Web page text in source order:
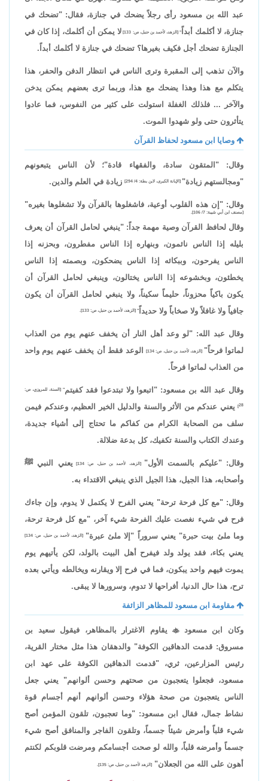
عبد الله بن مسعود رأى رجلاً يضحك في جنازة، فقال: "تضحك في
جنازة، لا أكلمك أبداً" [الزهد، لأحمد بن حنبل، ص: 133]
لا يمكن أن أكلمك، إذا كان في
الجنازة تضحك أجل فكيف بغيرها؟ تضحك في جنازة لا أكلمك أبداً.
والآن تذهب إلى المقبرة وترى الناس في انتظار الدفن والحفر، هذا
يتكلم مع هذا وهذا يضحك مع هذا، وربما ترى بعضهم يمكن يدخن
والآخر ... فلذلك الغفلة استولت على كثير من النفوس، فما عادوا
يتأثرون حتى ولو شهدوا الموت.
وصايا ابن مسعود لحفاظ القرآن
وقال: "المتقون سادة، والفقهاء قادة"؛ لأن الناس يتبعونهم
"ومجالستهم زيادة" [الإبانة الكبرى، لابن بطة: 4/ 294] زيادة في العلم والدين.
وقال: "إن هذه القلوب أوعية، فاشغلوها بالقرآن ولا تشغلوها بغيره"
[مصنف ابن أبي شيبة: 7/ 106].
وقال لحافظ القرآن وصية مهمة جداً: "ينبغي لحامل القرآن أن يعرف
بليله إذا الناس نائمون، وبنهاره إذا الناس مفطرون، وبحزنه إذا
الناس يفرحون، وببكائه إذا الناس يضحكون، وبصمته إذا الناس
يخطئون، وبخشوعه إذا الناس يختالون، وينبغي لحامل القرآن أن
يكون باكياً محزوناً، حليماً سكيناً، ولا ينبغي لحامل القرآن أن يكون
جافياً ولا غافلاً ولا صخاباً ولا حديداً " [الزهد، لأحمد بن حنبل، ص: 133].
وقال عبد الله: "لو وعد أهل النار أن يخفف عنهم يوم من العذاب
لماتوا فرحاً" [الزهد، لأحمد بن حنبل، ص: 134]
الوعد فقط أن يخفف عنهم يوم واحد
من العذاب لماتوا فرحاً.
وقال عبد الله بن مسعود: "اتبعوا ولا تبتدعوا فقد كفيتم" [السنة، للمروزي، ص:
28]
يعني عندكم من الأثر والسنة والدليل الخير العظيم، وعندكم فيمن
سلف من الصحابة الكرام من كفاكم ما تحتاج إلى أشياء جديدة،
وعندك الكتاب والسنة تكفيك، كل بدعة ضلالة.
وقال: "عليكم بالسمت الأول" [الزهد، لأحمد بن حنبل، ص: 134]
يعني النبي ﷺ
وأصحابه، هذا الجيل، هذا الجيل الذي ينبغي الاقتداء به.
وقال: "مع كل فرحة ترحة" يعني الفرح لا يكتمل لا يدوم، وإن جاءك
فرح في شيء نغصت عليك الفرحة شيء آخر، "مع كل فرحة ترحة،
وما ملئ بيت حبرة" يعني سروراً "إلا ملئ عبرة" [الزهد، لأحمد بن حنبل، ص: 134]
يعني بكاء، فقد يولد ولد فيفرح أهل البيت بالولد، لكن يأتيهم يوم
يموت فيهم واحد يبكون، فما في فرح إلا ويقارنه ويخالطه ويأتي بعده
ترح، هذا حال الدنيا، أفراحها لا تدوم، وسرورها لا يبقى.
مقاومة ابن مسعود للمظاهر الزائفة
وكان ابن مسعوديقاوم الاغترار بالمظاهر، فيقول سعيد بن
مسروق: قدمت الدهاقين الكوفة" والدهقان هذا مثل مختار القرية،
رئيس المزارعين، ثري، "قدمت الدهاقين الكوفة على عهد ابن
مسعود، فجعلوا يتعجبون من صحتهم وحسن ألوانهم" يعني جعل
الناس يتعجبون من صحة هؤلاء وحسن ألوانهم أنهم أجسام قوة
نشاط جمال، فقال ابن مسعود: "وما تعجبون، تلقون المؤمن أصح
شيء قلباً وأمرض شيئاً جسماً، وتلقون الفاجر والمنافق أصح شيء
جسماً وأمرضه قلباً، والله لو صحت أجسامكم ومرضت قلوبكم لكنتم
أهون على الله من الجعلان" [الزهد لأحمد بن حنبل، ص: 135].